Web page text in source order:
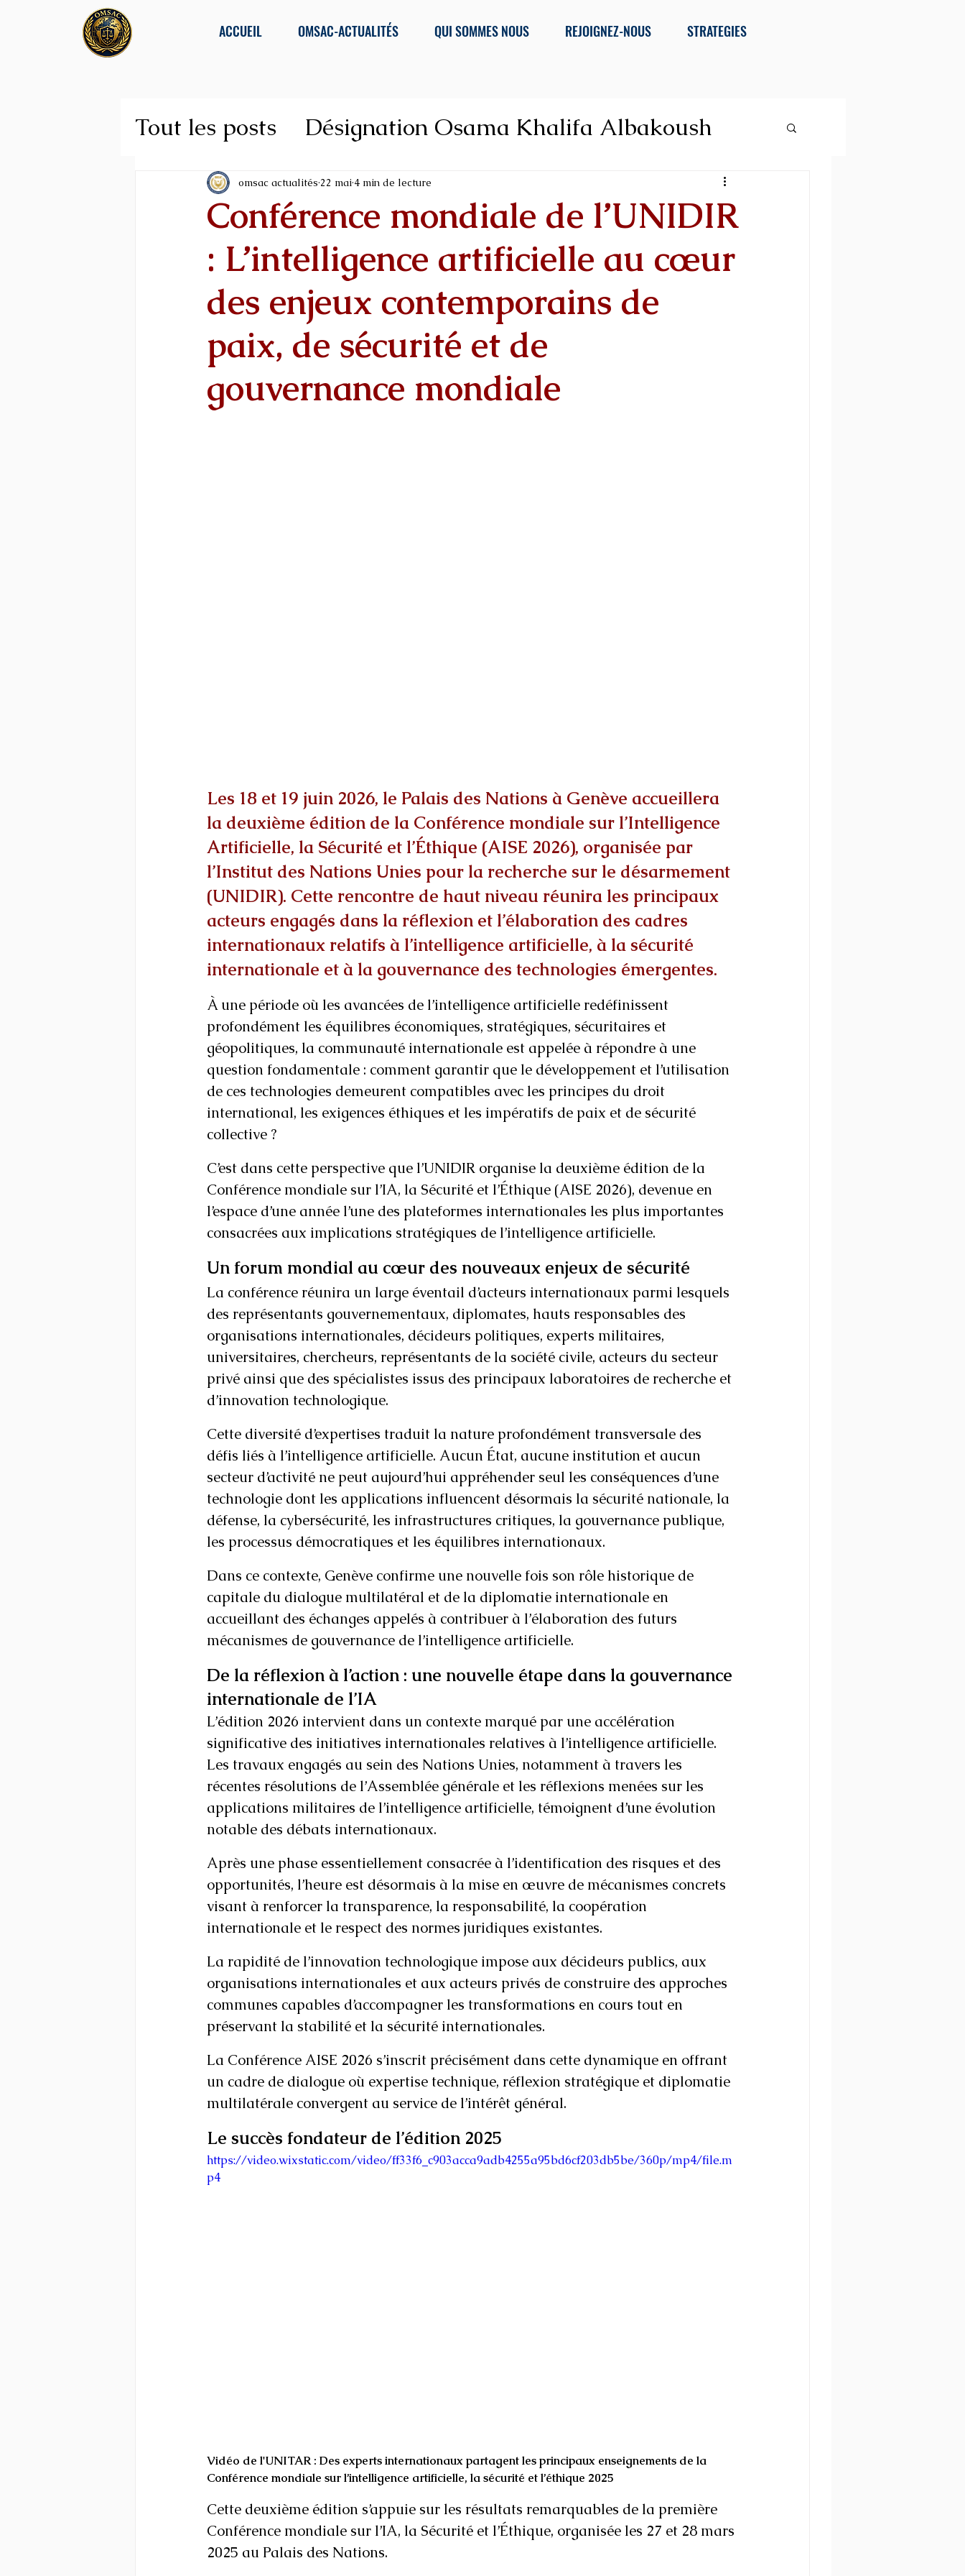
ACCUEIL OMSAC-ACTUALITÉS QUI SOMMES NOUS REJOIGNEZ-NOUS STRATEGIES
Tout les posts
Désignation Osama Khalifa Albakoush
Lutte contre la corruption, Organis
Conférence mondiale de l’UNIDIR
: L’intelligence artificielle au cœur
des enjeux contemporains de
paix, de sécurité et de
gouvernance mondiale
omsac actualités 22 mai 4 min de lecture
Les 18 et 19 juin 2026, le Palais des Nations à Genève accueillera
la deuxième édition de la Conférence mondiale sur l’Intelligence
Artificielle, la Sécurité et l’Éthique (AISE 2026), organisée par
l’Institut des Nations Unies pour la recherche sur le désarmement
(UNIDIR). Cette rencontre de haut niveau réunira les principaux
acteurs engagés dans la réflexion et l’élaboration des cadres
internationaux relatifs à l’intelligence artificielle, à la sécurité
internationale et à la gouvernance des technologies émergentes.
À une période où les avancées de l’intelligence artificielle redéfinissent
profondément les équilibres économiques, stratégiques, sécuritaires et
géopolitiques, la communauté internationale est appelée à répondre à une
question fondamentale : comment garantir que le développement et l’utilisation
de ces technologies demeurent compatibles avec les principes du droit
international, les exigences éthiques et les impératifs de paix et de sécurité
collective ?
C’est dans cette perspective que l’UNIDIR organise la deuxième édition de la
Conférence mondiale sur l’IA, la Sécurité et l’Éthique (AISE 2026), devenue en
l’espace d’une année l’une des plateformes internationales les plus importantes
consacrées aux implications stratégiques de l’intelligence artificielle.
Un forum mondial au cœur des nouveaux enjeux de sécurité
La conférence réunira un large éventail d’acteurs internationaux parmi lesquels
des représentants gouvernementaux, diplomates, hauts responsables des
organisations internationales, décideurs politiques, experts militaires,
universitaires, chercheurs, représentants de la société civile, acteurs du secteur
privé ainsi que des spécialistes issus des principaux laboratoires de recherche et
d’innovation technologique.
Cette diversité d’expertises traduit la nature profondément transversale des
défis liés à l’intelligence artificielle. Aucun État, aucune institution et aucun
secteur d’activité ne peut aujourd’hui appréhender seul les conséquences d’une
technologie dont les applications influencent désormais la sécurité nationale, la
défense, la cybersécurité, les infrastructures critiques, la gouvernance publique,
les processus démocratiques et les équilibres internationaux.
Dans ce contexte, Genève confirme une nouvelle fois son rôle historique de
capitale du dialogue multilatéral et de la diplomatie internationale en
accueillant des échanges appelés à contribuer à l’élaboration des futurs
mécanismes de gouvernance de l’intelligence artificielle.
De la réflexion à l’action : une nouvelle étape dans la gouvernance
internationale de l’IA
L’édition 2026 intervient dans un contexte marqué par une accélération
significative des initiatives internationales relatives à l’intelligence artificielle.
Les travaux engagés au sein des Nations Unies, notamment à travers les
récentes résolutions de l’Assemblée générale et les réflexions menées sur les
applications militaires de l’intelligence artificielle, témoignent d’une évolution
notable des débats internationaux.
Après une phase essentiellement consacrée à l’identification des risques et des
opportunités, l’heure est désormais à la mise en œuvre de mécanismes concrets
visant à renforcer la transparence, la responsabilité, la coopération
internationale et le respect des normes juridiques existantes.
La rapidité de l’innovation technologique impose aux décideurs publics, aux
organisations internationales et aux acteurs privés de construire des approches
communes capables d’accompagner les transformations en cours tout en
préservant la stabilité et la sécurité internationales.
La Conférence AISE 2026 s’inscrit précisément dans cette dynamique en offrant
un cadre de dialogue où expertise technique, réflexion stratégique et diplomatie
multilatérale convergent au service de l’intérêt général.
Le succès fondateur de l’édition 2025
https://video.wixstatic.com/video/ff33f6_c903acca9adb4255a95bd6cf203db5be/360p/mp4/file.m
p4
Vidéo de l'UNITAR : Des experts internationaux partagent les principaux enseignements de la
Conférence mondiale sur l’intelligence artificielle, la sécurité et l’éthique 2025
Cette deuxième édition s’appuie sur les résultats remarquables de la première
Conférence mondiale sur l’IA, la Sécurité et l’Éthique, organisée les 27 et 28 mars
2025 au Palais des Nations.